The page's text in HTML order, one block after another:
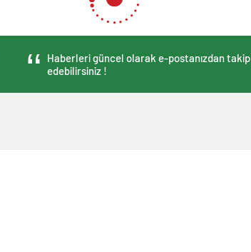
Haberleri güncel olarak e-postanızdan takip
edebilirsiniz !